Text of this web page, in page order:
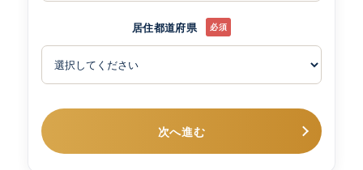
居住都道府県 必須
次へ進む